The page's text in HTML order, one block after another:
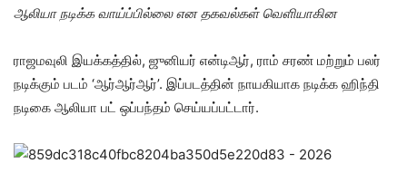
ஆலியா நடிக்க வாய்ப்பில்லை என தகவல்கள் வெளியாகின
ராஜமவுலி இயக்கத்தில், ஜுனியர் என்டிஆர், ராம் சரண் மற்றும் பலர்
நடிக்கும் படம் ‘ஆர்ஆர்ஆர்’. இப்படத்தின் நாயகியாக நடிக்க ஹிந்தி
நடிகை ஆலியா பட் ஒப்பந்தம் செய்யப்பட்டார்.